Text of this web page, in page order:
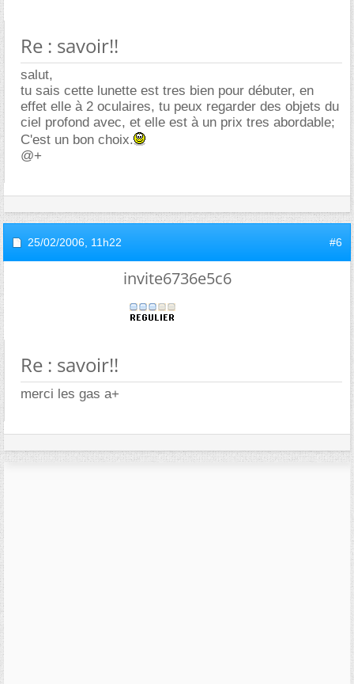
Re : savoir!!
salut,
tu sais cette lunette est tres bien pour débuter, en
effet elle à 2 oculaires, tu peux regarder des objets du
ciel profond avec, et elle est à un prix tres abordable;
C'est un bon choix.
@+
25/02/2006, 11h22 #6
invite6736e5c6
Re : savoir!!
merci les gas a+